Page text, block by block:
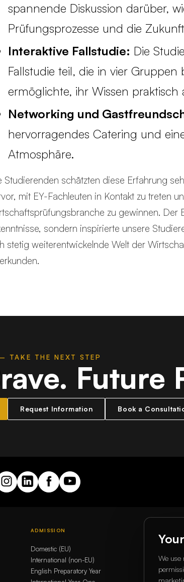
spannende Diskussion darüber,
Prüfungsprozesse und die
Interaktive Fallstudie: Die
Fallstudie teil, die in vier
ermöglichte, ihr Wissen praktisch
Networking und
hervorragendes Catering und
Atmosphäre.
Studierenden schätzten diese Erfahrung
mit EY-Fachleuten in Kontakt zu treten
zu gewinnen. Der
sondern inspirierte unsere
stetig weiterentwickelnde Welt der
TAKE THE NEXT STEP
Future
Request Information Book a
ADMISSION
Domestic (EU)
International (non-EU)
English Preparatory Year
Erasmus+
Our story
We use